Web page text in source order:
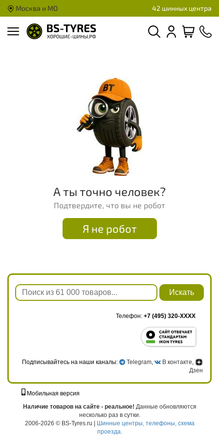
Москва и МО 42 шинных центра
А ты точно человек?
Подтвердите, что вы не робот
Я не робот
Искать
Телефон: +7 (495) 320-XXXX
Подписывайтесь на наши каналы: Telegram , В контакте
Дзен
Мобильная версия
Наличие товаров на сайте - реальное! Данные обновляются
несколько раз в сутки.
2006-2026 © BS-Tyres.ru | Шинные центры, телефоны, схема
проезда.